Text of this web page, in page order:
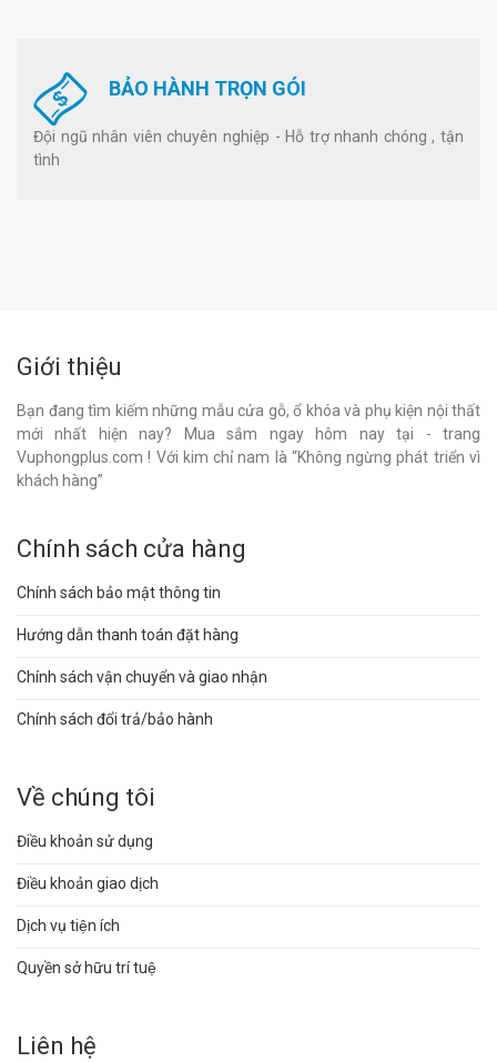
BẢO HÀNH TRỌN GÓI
Đội ngũ nhân viên chuyên nghiệp - Hỗ trợ nhanh chóng , tận
tình
Giới thiệu
Bạn đang tìm kiếm những mẫu cửa gỗ, ổ khóa và phụ kiện nội thất
mới nhất hiện nay? Mua sắm ngay hôm nay tại - trang
Vuphongplus.com ! Với kim chỉ nam là “Không ngừng phát triển vì
khách hàng”
Chính sách cửa hàng
Chính sách bảo mật thông tin
Hướng dẫn thanh toán đặt hàng
Chính sách vận chuyển và giao nhận
Chính sách đổi trả/bảo hành
Về chúng tôi
Điều khoản sử dụng
Điều khoản giao dịch
Dịch vụ tiện ích
Quyền sở hữu trí tuệ
Liên hệ